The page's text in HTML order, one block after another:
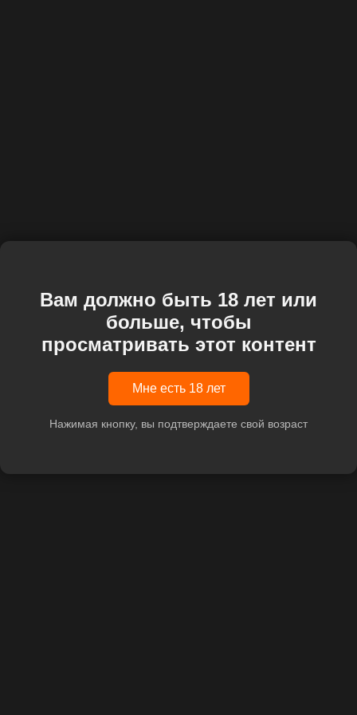
Вам должно быть 18 лет или
больше, чтобы
просматривать этот контент
Мне есть 18 лет
Нажимая кнопку, вы подтверждаете свой возраст